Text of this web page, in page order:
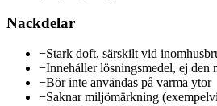
Nackdelar
−Stark doft, särskilt vid
−Innehåller lösningsmedel, ej den
−Bör inte användas på varma ytor
−Saknar miljömärkning